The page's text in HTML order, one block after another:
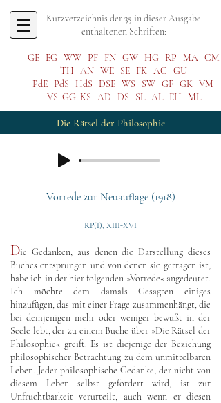
Kurzverzeichnis der 35 in dieser Ausgabe
enthaltenen Schriften:
GE EG WW PF FN GW HG RP MA CM
TH AN WE SE FK AC GU
PdE
PdS HdS DSE WS SW GF GK VM
VS GG KS AD DS SL AL EH ML
Die Rätsel der Philosophie
Vorrede zur Neuauflage (1918)
RP(I), XIII-XVI
Die Gedanken, aus denen die Darstellung dieses
Buches entsprungen und von denen sie getragen ist,
habe ich in der hier folgenden »Vorrede« angedeutet.
Ich möchte dem damals Gesagten einiges
hinzufügen, das mit einer Frage zusammenhängt, die
bei demjenigen mehr oder weniger bewußt in der
Seele lebt, der zu einem Buche über »Die Rätsel der
Philosophie« greift. Es ist diejenige der Beziehung
philosophischer Betrachtung zu dem unmittelbaren
Leben. Jeder philosophische Gedanke, der nicht von
diesem Leben selbst gefordert wird, ist zur
Unfruchtbarkeit verurteilt, auch wenn er diesen